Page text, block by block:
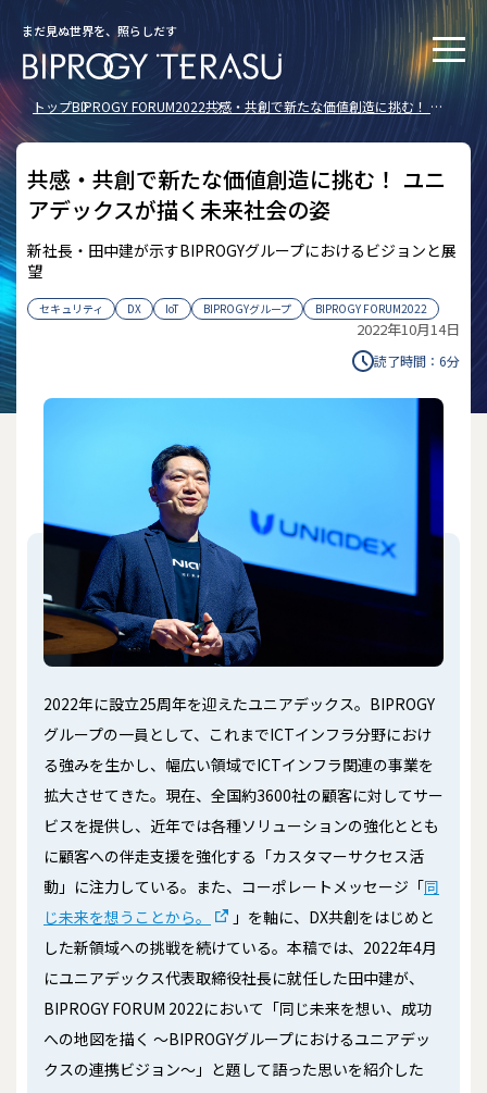
まだ見ぬ世界を、照らしだす
トップBIPROGY FORUM2022共感・共創で新たな価値創造に挑む！ ユ
ニアデックスが描く未来社会の姿
共感・共創で新たな価値創造に挑む！ ユニ
アデックスが描く未来社会の姿
新社長・田中建が示すBIPROGYグループにおけるビジョンと展
望
セキュリティ DX IoT BIPROGYグループ BIPROGY FORUM2022
2022年10月14日
読了時間： 6分
2022年に設立25周年を迎えたユニアデックス。BIPROGY
グループの一員として、これまでICTインフラ分野におけ
る強みを生かし、幅広い領域でICTインフラ関連の事業を
拡大させてきた。現在、全国約3600社の顧客に対してサー
ビスを提供し、近年では各種ソリューションの強化ととも
に顧客への伴走支援を強化する「カスタマーサクセス活
動」に注力している。また、コーポレートメッセージ「同
じ未来を想うことから。
」を軸に、DX共創をはじめと
した新領域への挑戦を続けている。本稿では、2022年4月
にユニアデックス代表取締役社長に就任した田中建が、
BIPROGY FORUM 2022において「同じ未来を想い、成功
への地図を描く ～BIPROGYグループにおけるユニアデッ
クスの連携ビジョン～」と題して語った思いを紹介した